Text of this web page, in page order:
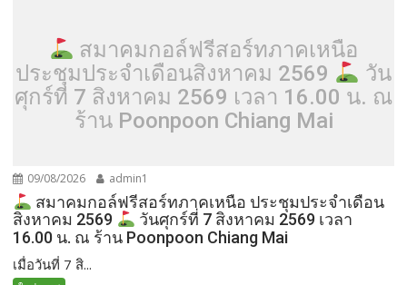
สมาคมกอล์ฟรีสอร์ทภาคเหนือ
ประชุมประจำเดือนสิงหาคม 2569
วัน
ศุกร์ที่ 7 สิงหาคม 2569 เวลา 16.00 น. ณ
ร้าน Poonpoon Chiang Mai
09/08/2026 admin1
สมาคมกอล์ฟรีสอร์ทภาคเหนือ ประชุมประจำเดือน
สิงหาคม 2569
วันศุกร์ที่ 7 สิงหาคม 2569 เวลา
16.00 น. ณ ร้าน Poonpoon Chiang Mai
เมื่อวันที่ 7 สิ...